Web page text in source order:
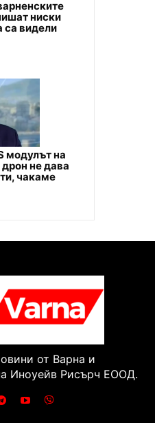
ниски
са видели
модулът на
не дава
чакаме
от Варна и
Иноуейв Рисърч ЕООД.